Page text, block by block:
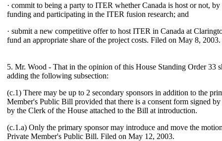
· commit to being a party to ITER whether Canada is host or not,
funding and participating in the ITER fusion research; and
· submit a new competitive offer to host ITER in Canada at
fund an appropriate share of the project costs. Filed on May 8, 2003.
5. Mr. Wood - That in the opinion of this House Standing Order 33
adding the following subsection:
(c.1) There may be up to 2 secondary sponsors in addition to the
Member's Public Bill provided that there is a consent form signed
by the Clerk of the House attached to the Bill at introduction.
(c.1.a) Only the primary sponsor may introduce and move the
Private Member's Public Bill. Filed on May 12, 2003.